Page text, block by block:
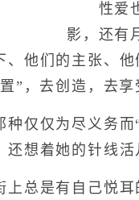
性爱也
影，还有
他们的主张、
”，去创造，去享
仅为尽义务而
想着她的针线活
是有自己悦耳